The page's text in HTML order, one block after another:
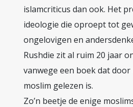
islamcriticus dan ook. Het
ideologie die oproept tot
ongelovigen en
Rushdie zit al ruim 20 jaar
vanwege een boek dat
moslim gelezen is.
Zo’n beetje de enige